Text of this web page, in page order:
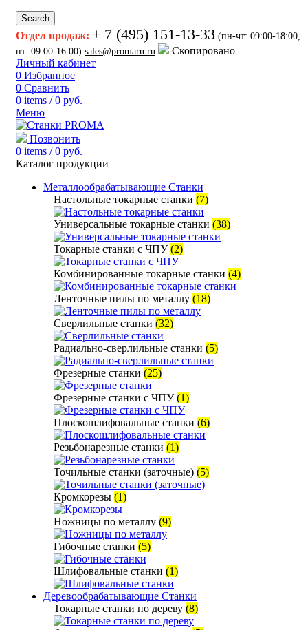
Search
Отдел продаж: + 7 (495) 151-13-33 (пн-чт: 09:00-18:00,
пт: 09:00-16:00) sales@promaru.ru
Скопировано
Личный кабинет
0 Избранное
0 Сравнить
0 items / 0 руб.
Меню
Позвонить
0 items / 0 руб.
Каталог продукции
Металлообрабатывающие Станки
Настольные токарные станки (7)
Универсальные токарные станки (38)
Токарные станки с ЧПУ(2)
Комбинированные токарные станки (4)
Ленточные пилы по металлу (18)
Сверлильные станки (32)
Радиально-сверлильные станки (5)
Фрезерные станки (25)
Фрезерные станки с ЧПУ(1)
Плоскошлифовальные станки (6)
Резьбонарезные станки (1)
Точильные станки (заточные) (5)
Кромкорезы (1)
Ножницы по металлу (9)
Гибочные станки (5)
Шлифовальные станки (1)
Деревообрабатывающие Станки
Токарные станки по дереву (8)